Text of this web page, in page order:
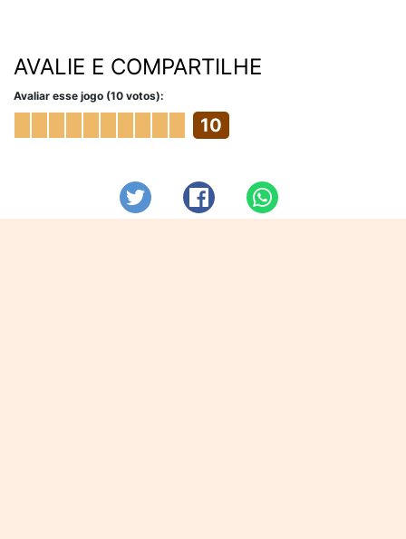
AVALIE E COMPARTILHE
Avaliar esse jogo (10 votos):
10